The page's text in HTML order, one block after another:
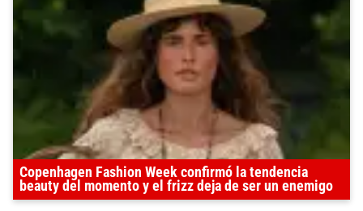
Copenhagen Fashion Week confirmó la tendencia
beauty del momento y el frizz deja de ser un enemigo